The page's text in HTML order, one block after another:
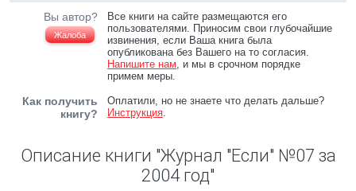
Вы автор?
Жалоба
Все книги на сайте размещаются его
пользователями. Приносим свои глубочайшие
извинения, если Ваша книга была
опубликована без Вашего на то согласия.
Напишите нам, и мы в срочном порядке
примем меры.
Как получить
книгу?
Оплатили, но не знаете что делать дальше?
Инструкция.
Описание книги "Журнал "Если" №07 за
2004 год"